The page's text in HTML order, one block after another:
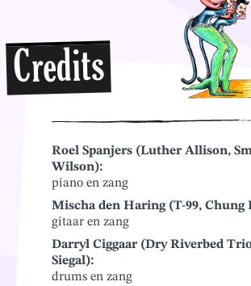
Credits
Roel Spanjers (Luther Allison,
Wilson):
piano en zang
Mischa den Haring (T-99, Chung
gitaar en zang
Darryl Ciggaar (Dry Riverbed
Siegal):
drums en zang